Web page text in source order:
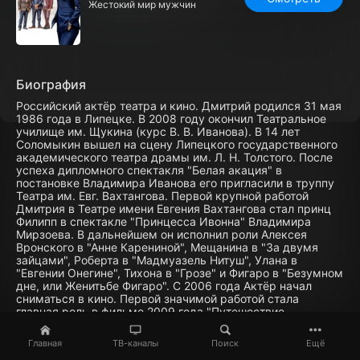
Главная ТВ-каналы Поиск Ещё
Жестокий мир мужчин
Биография
Российский актёр театра и кино. Дмитрий родился 31 мая
1986 года в Липецке. В 2008 году окончил Театральное
училище им. Щукина (курс В. В. Иванова). В 14 лет
Соломыкин вышел на сцену Липецкого государственного
академического театра драмы им. Л. Н. Толстого. После
успеха дипломного спектакля "Белая акация" в
постановке Владимира Иванова его пригласили в труппу
Театра им. Евг. Вахтангова. Первой крупной работой
Дмитрия в Театре имени Евгения Вахтангова стал принц
Филипп в спектакле "Принцесса Ивонна" Владимира
Мирзоева. В дальнейшем он исполнил роли Алексея
Вронского в "Анне Карениной", Мещанина в "За двумя
зайцами", Роберта в "Мадмуазель Нитуш", Улана в
"Евгении Онегине", Тихона в "Грозе" и Фигаро в "Безумном
дне, или Женитьбе Фигаро". С 2006 года Актёр начал
сниматься в кино. Первой значимой работой стала
главная роль в фильме 2009 года "Путешествие
автостопом" по повести Александра Панкратова
"Путешествие хиппи в Китайскую народную республику".
Он сыграл Синеглазого. Фильмография Дмитрия